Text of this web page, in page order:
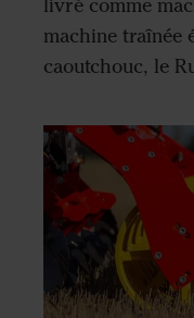
livré comme
machine traînée
caoutchouc, le